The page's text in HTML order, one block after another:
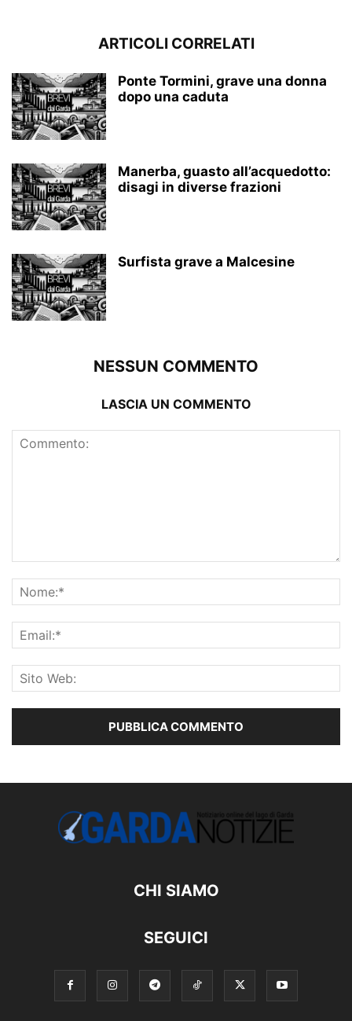
ARTICOLI CORRELATI
Ponte Tormini, grave una donna
dopo una caduta
Manerba, guasto all’acquedotto:
disagi in diverse frazioni
Surfista grave a Malcesine
NESSUN COMMENTO
LASCIA UN COMMENTO
CHI SIAMO
SEGUICI